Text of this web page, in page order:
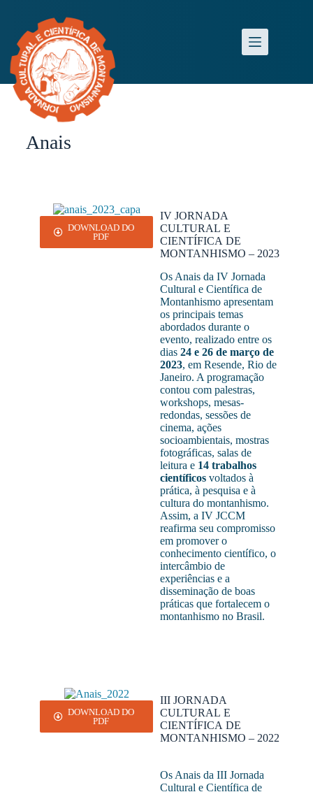
Anais
DOWNLOAD DO
PDF
IV JORNADA
CULTURAL E
CIENTÍFICA DE
MONTANHISMO – 2023
Os Anais da IV Jornada
Cultural e Científica de
Montanhismo apresentam
os principais temas
abordados durante o
evento, realizado entre os
dias24 e 26 de março de
2023, em Resende, Rio de
Janeiro. A programação
contou com palestras,
workshops, mesas-
redondas, sessões de
cinema, ações
socioambientais, mostras
fotográficas, salas de
leitura e 14 trabalhos
científicos voltados à
prática, à pesquisa e à
cultura do montanhismo.
Assim, a IV JCCM
reafirma seu compromisso
em promover o
conhecimento científico, o
intercâmbio de
experiências e a
disseminação de boas
práticas que fortalecem o
montanhismo no Brasil.
DOWNLOAD DO
PDF
III JORNADA
CULTURAL E
CIENTÍFICA DE
MONTANHISMO – 2022
Os Anais da III Jornada
Cultural e Científica de